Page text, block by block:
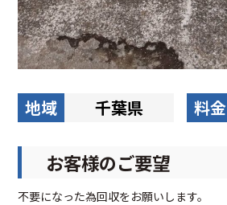
地域 千葉県 料金
お客様のご要望
不要になった為回収をお願いします。